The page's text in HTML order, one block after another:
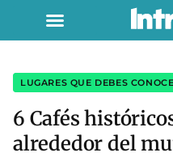
LUGARES QUE DEBES
6 Cafés
alrededor del